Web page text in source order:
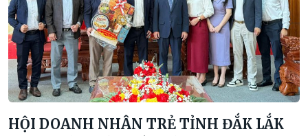
HỘI DOANH NHÂN TRẺ TỈNH ĐẮK LẮK